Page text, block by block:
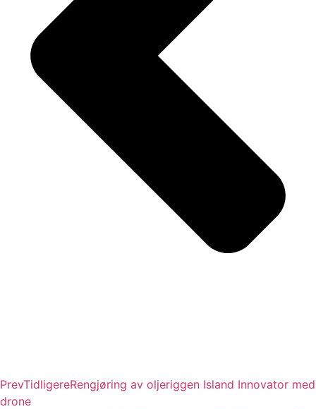
PrevTidligereRengjøring av oljeriggen Island Innovator med
drone